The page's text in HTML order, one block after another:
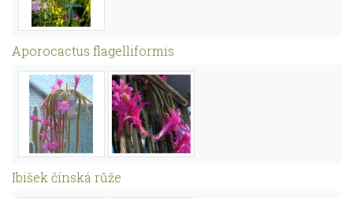
Aporocactus flagelliformis
Ibišek čínská růže